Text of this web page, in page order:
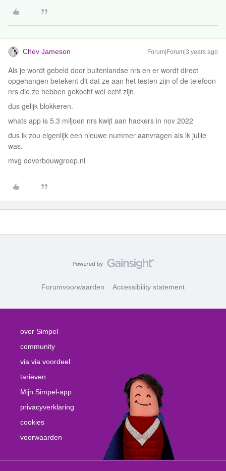
Chev Jameson Forum|Forum|3 years ago
Als je wordt gebeld door buitenlandse nrs en er wordt direct
opgehangen betekent dit dat ze aan het testen zijn of de telefoon
nrs die ze hebben gekocht wel echt zijn.
dus gelijk blokkeren.
whats app is 5.3 miljoen nrs kwijt aan hackers in nov 2022
dus ik zou eigenlijk een nieuwe nummer aanvragen als ik jullie
was.
mvg deverbouwgroep.nl
Forumvoorwaarden Accessibility statement
over Simpel
community
via via voordeel
tarieven
Mijn Simpel-app
privacyverklaring
cookies
voorwaarden